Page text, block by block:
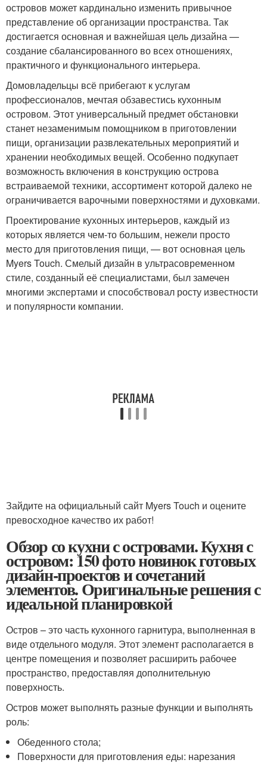
островов может кардинально изменить привычное
представление об организации пространства. Так
достигается основная и важнейшая цель дизайна —
создание сбалансированного во всех отношениях,
практичного и функционального интерьера.
Домовладельцы всё прибегают к услугам
профессионалов, мечтая обзавестись кухонным
островом. Этот универсальный предмет обстановки
станет незаменимым помощником в приготовлении
пищи, организации развлекательных мероприятий и
хранении необходимых вещей. Особенно подкупает
возможность включения в конструкцию острова
встраиваемой техники, ассортимент которой далеко не
ограничивается варочными поверхностями и духовками.
Проектирование кухонных интерьеров, каждый из
которых является чем-то большим, нежели просто
место для приготовления пищи, — вот основная цель
Myers Touch. Смелый дизайн в ультрасовременном
стиле, созданный её специалистами, был замечен
многими экспертами и способствовал росту известности
и популярности компании.
Зайдите на официальный сайт Myers Touch и оцените
превосходное качество их работ!
Обзор со кухни с островами. Кухня с
островом: 150 фото новинок готовых
дизайн-проектов и сочетаний
элементов. Оригинальные решения с
идеальной планировкой
Остров – это часть кухонного гарнитура, выполненная в
виде отдельного модуля. Этот элемент располагается в
центре помещения и позволяет расширить рабочее
пространство, предоставляя дополнительную
поверхность.
Остров может выполнять разные функции и выполнять
роль:
Обеденного стола;
Поверхности для приготовления еды: нарезания